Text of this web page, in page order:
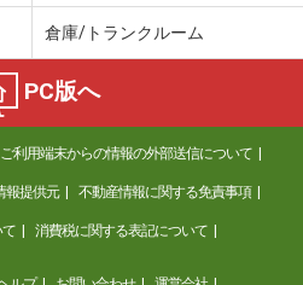
堤外町
万円
倉庫/トランクルーム
PC版へ
利用端末からの情報の外部送信について
報提供元 不動産情報に関する免責事項
消費税に関する表記について